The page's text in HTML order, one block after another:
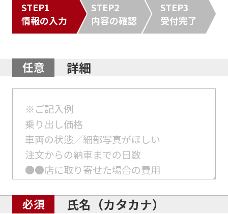
STEP1
情報の入力
STEP2
内容の確認
STEP3
受付完了
詳細
氏名（カタカナ）